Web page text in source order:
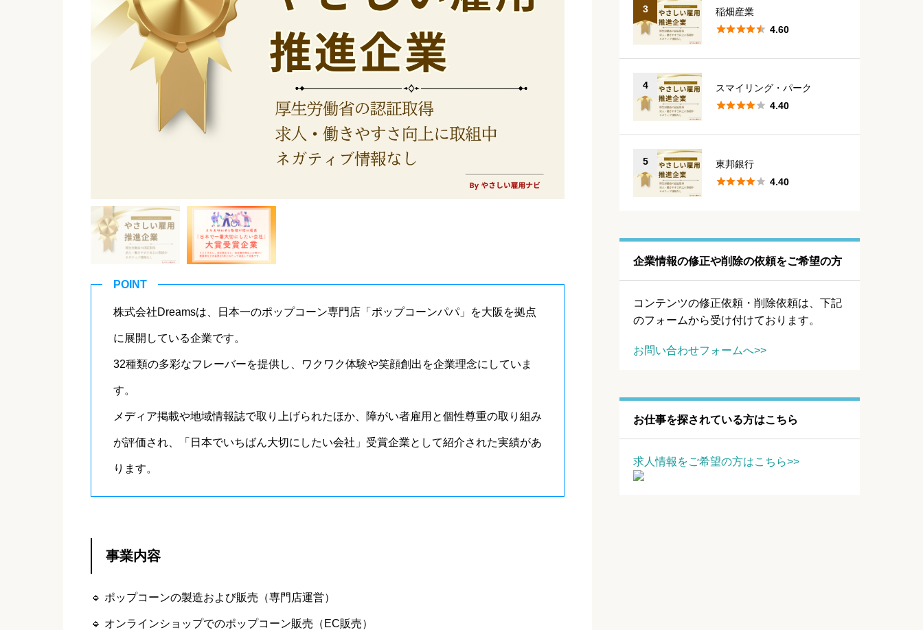
POINT
株式会社Dreamsは、日本一のポップコーン専門店「ポップコーンパパ」を大阪を拠点
に展開している企業です。
32種類の多彩なフレーバーを提供し、ワクワク体験や笑顔創出を企業理念にしていま
す。
メディア掲載や地域情報誌で取り上げられたほか、障がい者雇用と個性尊重の取り組み
が評価され、「日本でいちばん大切にしたい会社」受賞企業として紹介された実績があ
ります。
事業内容
🔹 ポップコーンの製造および販売（専門店運営）
🔹 オンラインショップでのポップコーン販売（EC販売）
3
稲畑産業
 4.60
4
スマイリング・パーク
 4.40
5
東邦銀行
 4.40
企業情報の修正や削除の依頼をご希望の方
コンテンツの修正依頼・削除依頼は、下記
のフォームから受け付けております。
お問い合わせフォームへ>>
お仕事を探されている方はこちら
求人情報をご希望の方はこちら>>